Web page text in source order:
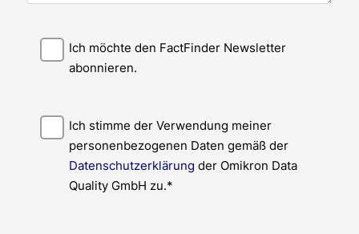
Ich möchte den FactFinder Newsletter
abonnieren.
Ich stimme der Verwendung meiner
personenbezogenen Daten gemäß der
Datenschutzerklärung der Omikron Data
Quality GmbH zu.*